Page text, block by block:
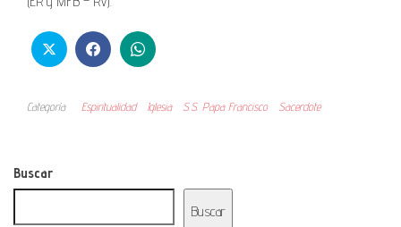
Categoría Espiritualidad Iglesia S.S. Papa Francisco Sacerdote
Buscar
Buscar